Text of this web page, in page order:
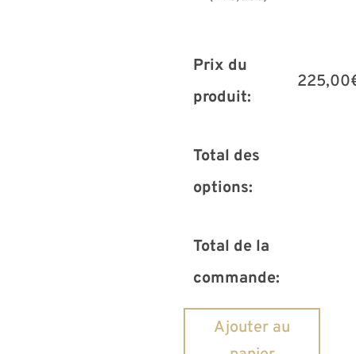
Prix du
produit:
225,00
Total des
options:
Total de la
commande:
quantitéAjouter au